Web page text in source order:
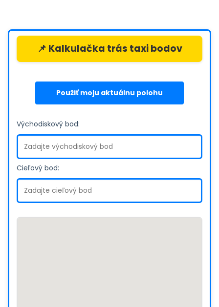
📌 Kalkulačka trás taxi bodov
Použiť moju aktuálnu polohu
Východiskový bod:
Cieľový bod: